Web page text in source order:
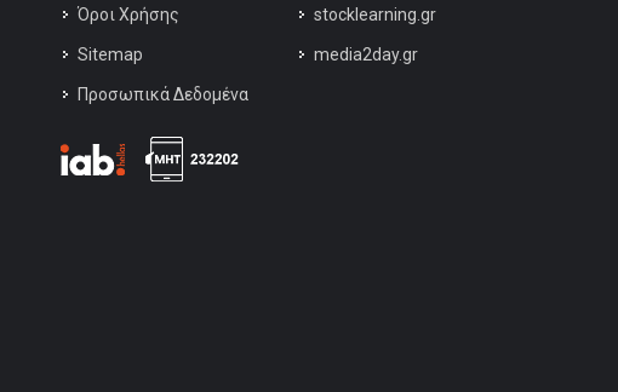
Όροι Χρήσης
Sitemap
Προσωπικά Δεδομένα
stocklearning.gr
media2day.gr